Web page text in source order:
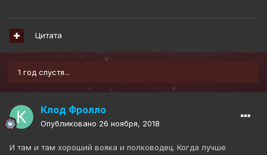
Цитата
1 год спустя...
Клод Фролло
Опубликовано 26 ноября, 2018
И там и там хороший вояка и полководец. Когда лучше